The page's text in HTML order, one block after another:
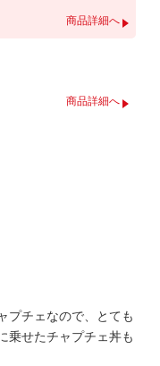
商品詳細へ
商品詳細へ
プチェなので、とても
乗せたチャプチェ丼も